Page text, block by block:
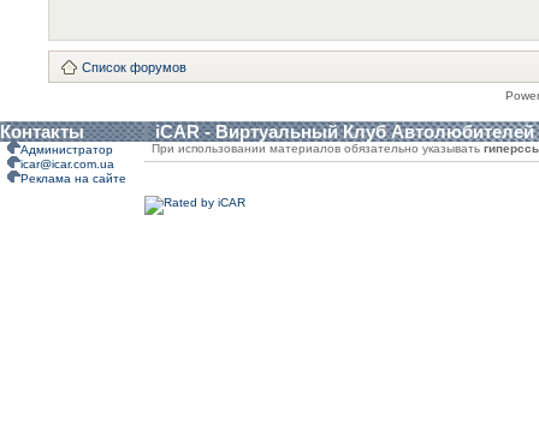
Список форумов
Контакты iCAR - Виртуальный Клуб Автолюбителей
Администратор
icar@icar.com.ua
Реклама на сайте
При использовании материалов обязательно указывать